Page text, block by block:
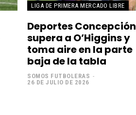
LIGA DE PRIMERA MERCADO LIBRE
Deportes Concepción
supera a O’Higgins y
toma aire en la parte
baja de la tabla
SOMOS FUTBOLERAS -
26 DE JULIO DE 2026